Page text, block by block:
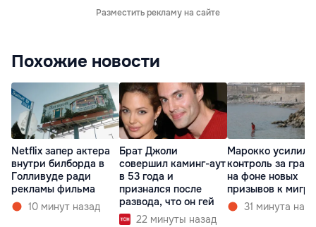
Разместить рекламу на сайте
Похожие новости
Netflix запер актера
внутри билборда в
Голливуде ради
рекламы фильма
10 минут назад
Брат Джоли
совершил каминг-аут
в 53 года и
признался после
развода, что он гей
22 минуты назад
Марокко усилило
контроль за
на фоне новых
призывов к
31 минута